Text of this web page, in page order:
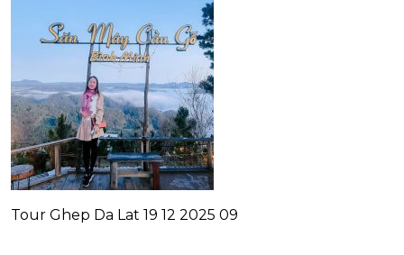
Tour Ghep Da Lat 19 12 2025 09